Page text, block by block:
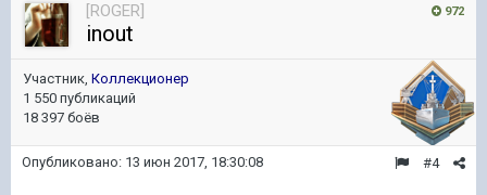
972
[ROGER]
inout
Участник, Коллекционер
1 550 публикаций
18 397 боёв
#4
Опубликовано: 13 июн 2017, 18:30:08